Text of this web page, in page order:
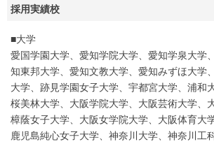
採用実績校
■大学
愛国学園大学、愛知学院大学、愛知学泉大学
知東邦大学、愛知文教大学、愛知みずほ大学
大学、跡見学園女子大学、宇都宮大学、浦和
桜美林大学、大阪学院大学、大阪芸術大学、
樟蔭女子大学、大阪女学院大学、大阪体育大
鹿児島純心女子大学、神奈川大学、神奈川工